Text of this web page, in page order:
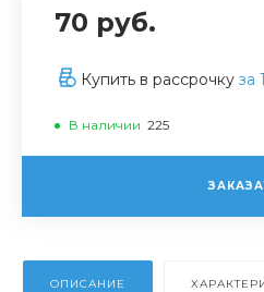
70 руб.
Купить в рассрочку за
В наличии 225
ОПИСАНИЕ